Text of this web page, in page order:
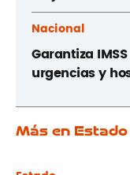
Nacional
Garantiza
urgencias y
Más en Estado